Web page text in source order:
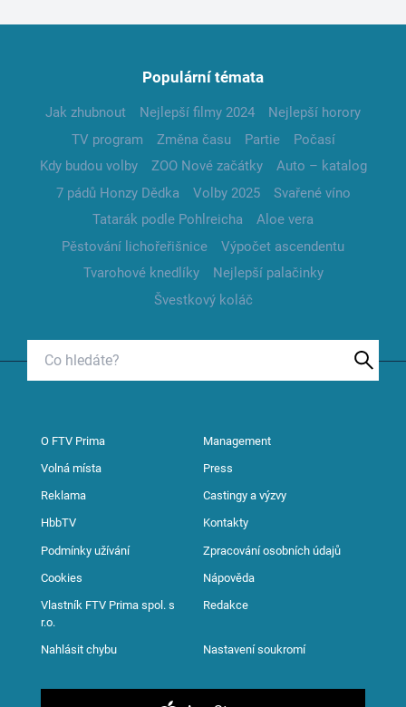
Populární témata
Jak zhubnout Nejlepší filmy 2024
Nejlepší horory
TV program
Změna času Partie
Počasí
Kdy budou volby
ZOO Nové začátky
Auto – katalog
7 pádů Honzy Dědka
Volby 2025
Svařené víno
Tatarák podle Pohlreicha
Aloe vera
Pěstování lichořeřišnice
Výpočet ascendentu
Tvarohové knedlíky
Nejlepší palačinky
Švestkový koláč
O FTV Prima Management
Volná místa Press
Reklama Castingy a výzvy
HbbTV Kontakty
Podmínky užívání Zpracování osobních údajů
Cookies Nápověda
Vlastník FTV Prima spol. s
r.o.
Redakce
Nahlásit chybu Nastavení soukromí